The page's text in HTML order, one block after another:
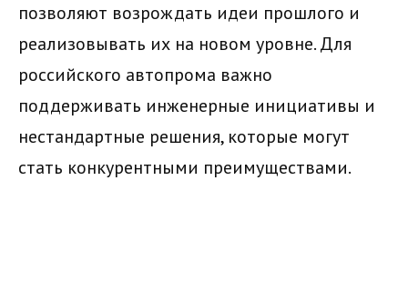
позволяют возрождать идеи прошлого и
реализовывать их на новом уровне. Для
российского автопрома важно
поддерживать инженерные инициативы и
нестандартные решения, которые могут
стать конкурентными преимуществами.